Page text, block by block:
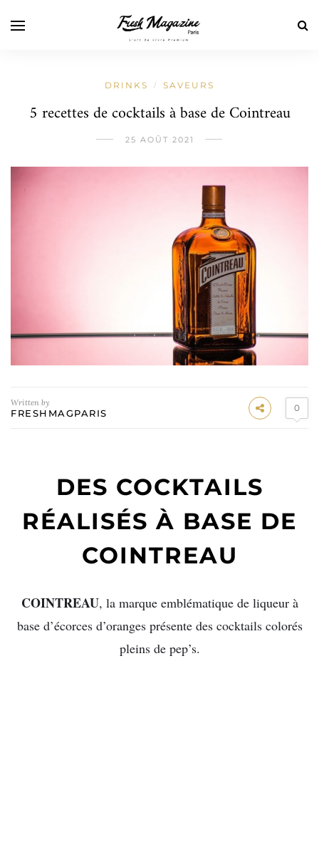
DRINKS / SAVEURS
5 recettes de cocktails à base de Cointreau
25 AOÛT 2021
Written by
FRESHMAGPARIS 0
DES COCKTAILS
RÉALISÉS À BASE DE
COINTREAU
COINTREAU, la marque emblématique de liqueur à
base d’écorces d’oranges présente des cocktails colorés
pleins de pep’s.